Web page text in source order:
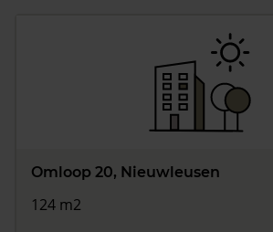
Omloop 20, Nieuwleusen
124 m2